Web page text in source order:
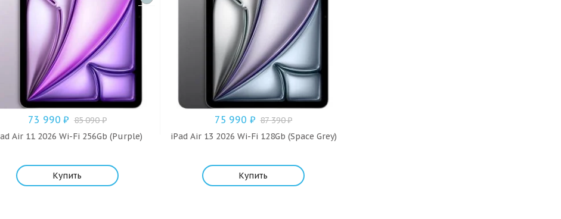
73 990₽ 85 090₽
Air 11 2026 Wi-Fi 256Gb (Purple)
Купить
75 990 ₽ 87 390₽
iPad Air 13 2026 Wi-Fi 128Gb (Space Grey)
Купить